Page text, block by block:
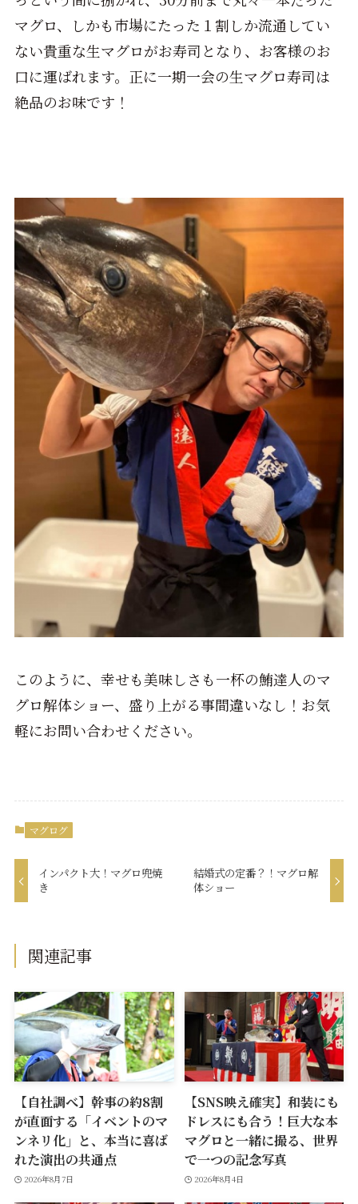
マグロ、しかも市場にたった１割しか流通してい
ない貴重な生マグロがお寿司となり、お客様のお
口に運ばれます。正に一期一会の生マグロ寿司は
絶品のお味です！
このように、幸せも美味しさも一杯の鮪達人のマ
グロ解体ショー、盛り上がる事間違いなし！お気
軽にお問い合わせください。
マグログ
インパクト大！マグロ兜焼
き
結婚式の定番？！マグロ解
体ショー
関連記事
【自社調べ】幹事の約8割
が直面する「イベントのマ
ンネリ化」と、本当に喜ば
れた演出の共通点
2026年8月7日
【SNS映え確実】和装にも
ドレスにも合う！巨大な本
マグロと一緒に撮る、世界
で一つの記念写真
2026年8月4日